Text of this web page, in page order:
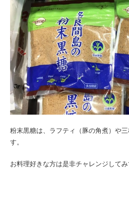
粉末黒糖は、ラフティ（豚の角煮）や
す。
お料理好きな方は是非チャレンジしてみ